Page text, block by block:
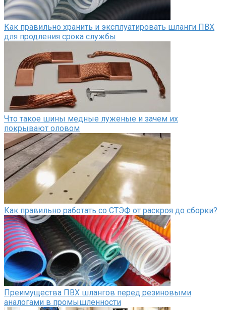
Как правильно хранить и эксплуатировать шланги ПВХ
для продления срока службы
Что такое шины медные луженые и зачем их
покрывают оловом
Как правильно работать со СТЭФ от раскроя до сборки?
Преимущества ПВХ шлангов перед резиновыми
аналогами в промышленности